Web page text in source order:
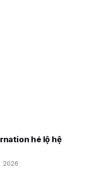
hé lộ hệ
2026